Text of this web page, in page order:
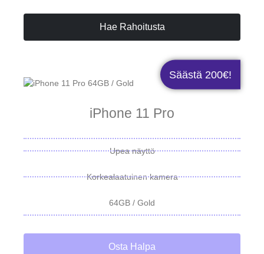
Hae Rahoitusta
Säästä 200€!
iPhone 11 Pro
Upea näyttö
Korkealaatuinen kamera
64GB / Gold
Osta Halpa